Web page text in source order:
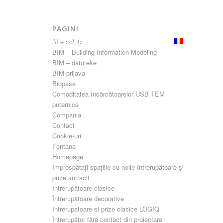
COMPANIA
PAGINI
Alte soluții
BIM – Building Information Modeling
BIM – datoteke
BIM-prijava
Biopass
Comoditatea încărcătoarelor USB TEM
puternice
Compania
Contact
Cookie-uri
Fontana
Homepage
Împrospătați spațiile cu noile întrerupătoare și
prize antracit
Întrerupătoare clasice
Întrerupătoare decorative
Intrerupatoare si prize clasice LOGIQ
Întrerupător fără contact din proiectare